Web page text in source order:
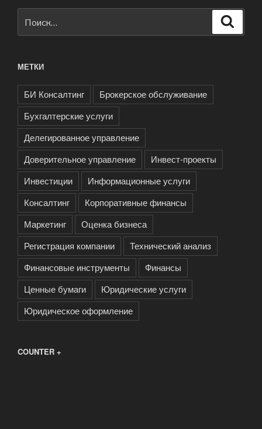
МЕТКИ
БИ Консалтинг
Брокерское обслуживание
Бухгалтерские услуги
Делегированное управление
Доверительное управление
Инвест-проекты
Инвестиции
Информационные услуги
Консалтинг
Корпоративные финансы
Маркетинг
Оценка бизнеса
Регистрация компании
Технический анализ
Финансовые инструменты
Финансы
Ценные бумаги
Юридические услуги
Юридическое оформление
COUNTER +